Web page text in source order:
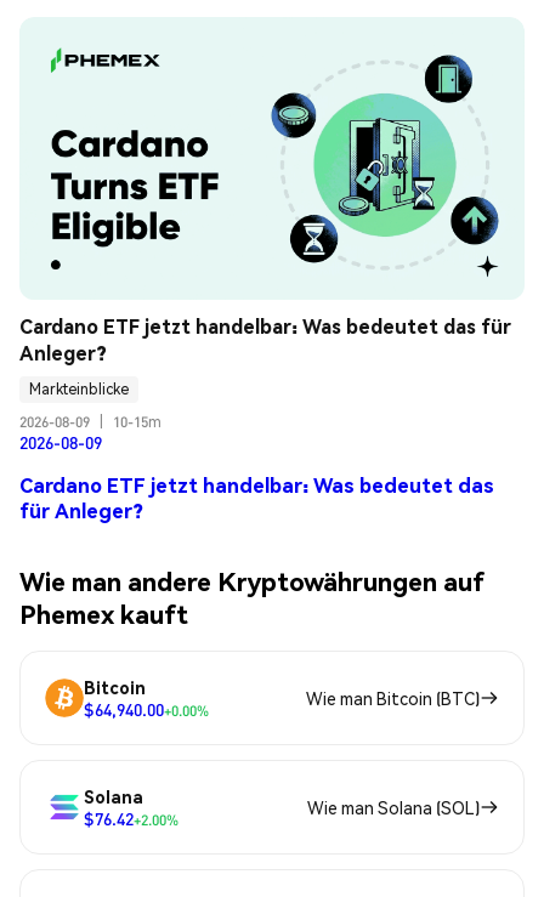
Cardano ETF jetzt handelbar: Was bedeutet das für
Anleger?
Markteinblicke
2026-08-09
10-15m
2026-08-09
Cardano ETF jetzt handelbar: Was bedeutet das
für Anleger?
Wie man andere Kryptowährungen auf
Phemex kauft
Bitcoin
$64,940.00+0.00%
Wie man Bitcoin (BTC)
Solana
$76.42+2.00%
Wie man Solana (SOL)